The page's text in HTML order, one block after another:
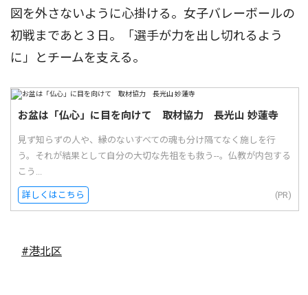
図を外さないように心掛ける。女子バレーボールの
初戦まであと３日。「選手が力を出し切れるよう
に」とチームを支える。
お盆は「仏心」に目を向けて 取材協力 長光山 妙蓮寺
見ず知らずの人や、縁のないすべての魂も分け隔てなく施しを行
う。それが結果として自分の大切な先祖をも救う--。仏教が内包する
こう...
詳しくはこちら (PR)
#港北区